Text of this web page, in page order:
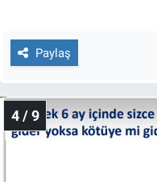
Paylaş
4 / 9